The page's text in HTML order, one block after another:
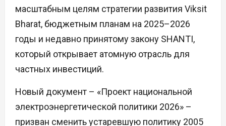
масштабным целям стратегии развития Viksit
Bharat, бюджетным планам на 2025–2026
годы и недавно принятому закону SHANTI,
который открывает атомную отрасль для
частных инвестиций.
Новый документ – «Проект национальной
электроэнергетической политики 2026» –
призван сменить устаревшую политику 2005